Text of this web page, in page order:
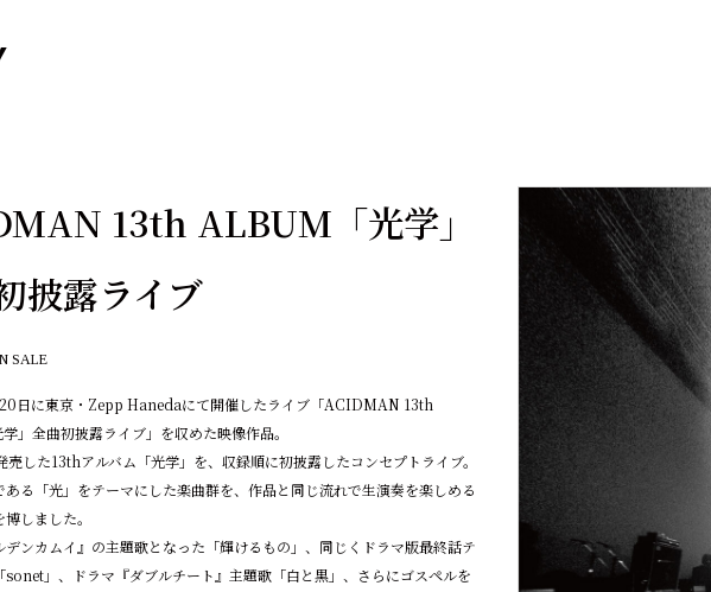
13th ALBUM「光学」
披露ライブ
SALE
日に東京・Zepp Hanedaにて開催したライブ「ACIDMAN 13th
」全曲初披露ライブ」を収めた映像作品。
売した13thアルバム「光学」を、収録順に初披露したコンセプトライブ。
ある「光」をテーマにした楽曲群を、作品と同じ流れで生演奏を楽しめる
しました。
デンカムイ』の主題歌となった「輝けるもの」、同じくドラマ版最終話テ
sonet」、ドラマ『ダブルチート』主題歌「白と黒」、さらにゴスペルを